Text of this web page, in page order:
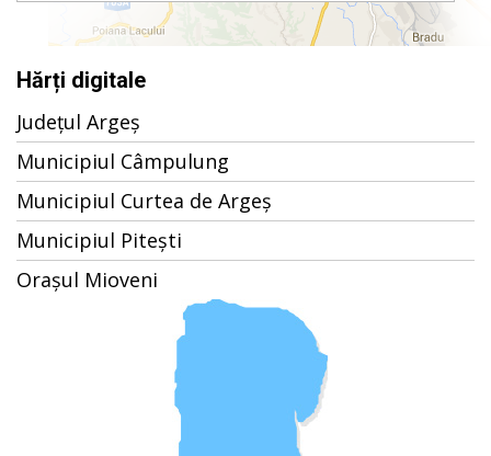
Hărți digitale
Județul Argeș
Municipiul Câmpulung
Municipiul Curtea de Argeș
Municipiul Pitești
Orașul Mioveni